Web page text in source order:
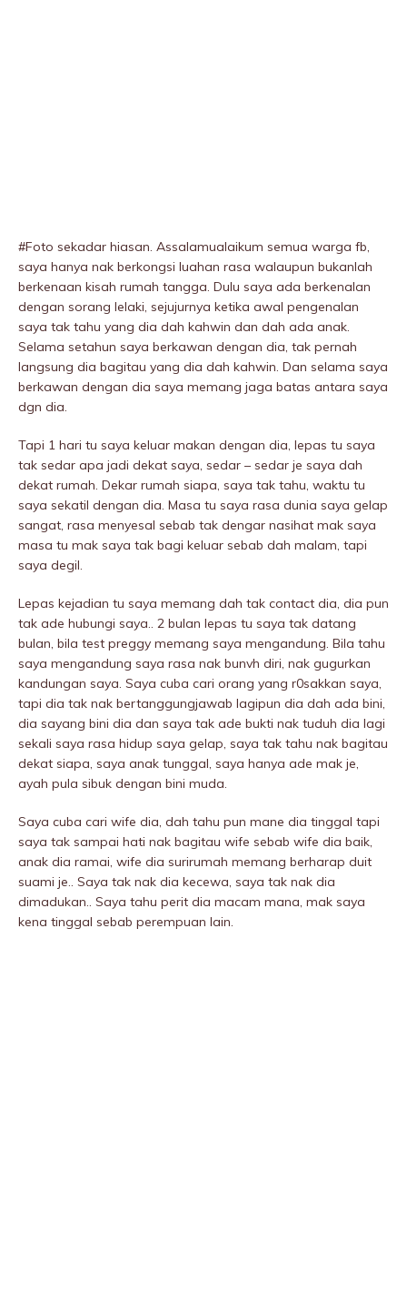
#Foto sekadar hiasan. Assalamualaikum semua warga fb,
saya hanya nak berkongsi luahan rasa walaupun bukanlah
berkenaan kisah rumah tangga. Dulu saya ada berkenalan
dengan sorang lelaki, sejujurnya ketika awal pengenalan
saya tak tahu yang dia dah kahwin dan dah ada anak.
Selama setahun saya berkawan dengan dia, tak pernah
langsung dia bagitau yang dia dah kahwin. Dan selama saya
berkawan dengan dia saya memang jaga batas antara saya
dgn dia.
Tapi 1 hari tu saya keluar makan dengan dia, lepas tu saya
tak sedar apa jadi dekat saya, sedar – sedar je saya dah
dekat rumah. Dekar rumah siapa, saya tak tahu, waktu tu
saya sekatil dengan dia. Masa tu saya rasa dunia saya gelap
sangat, rasa menyesal sebab tak dengar nasihat mak saya
masa tu mak saya tak bagi keluar sebab dah malam, tapi
saya degil.
Lepas kejadian tu saya memang dah tak contact dia, dia pun
tak ade hubungi saya.. 2 bulan lepas tu saya tak datang
bulan, bila test preggy memang saya mengandung. Bila tahu
saya mengandung saya rasa nak bunvh diri, nak gugurkan
kandungan saya. Saya cuba cari orang yang r0sakkan saya,
tapi dia tak nak bertanggungjawab lagipun dia dah ada bini,
dia sayang bini dia dan saya tak ade bukti nak tuduh dia lagi
sekali saya rasa hidup saya gelap, saya tak tahu nak bagitau
dekat siapa, saya anak tunggal, saya hanya ade mak je,
ayah pula sibuk dengan bini muda.
Saya cuba cari wife dia, dah tahu pun mane dia tinggal tapi
saya tak sampai hati nak bagitau wife sebab wife dia baik,
anak dia ramai, wife dia surirumah memang berharap duit
suami je.. Saya tak nak dia kecewa, saya tak nak dia
dimadukan.. Saya tahu perit dia macam mana, mak saya
kena tinggal sebab perempuan lain.